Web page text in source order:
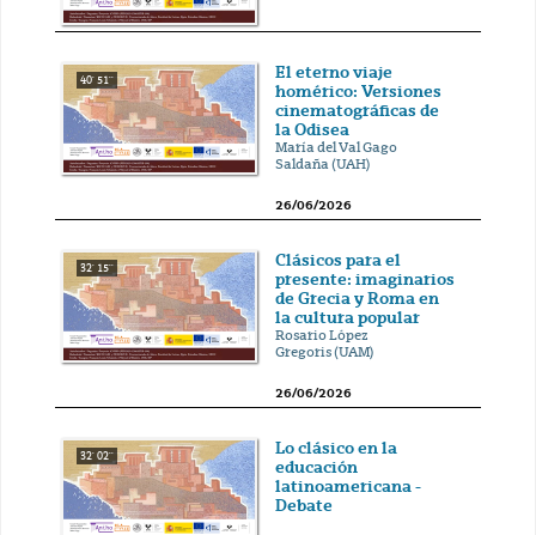
40' 51''
El eterno viaje
homérico: Versiones
cinematográficas de
la Odisea
María del Val Gago
Saldaña (UAH)
26/06/2026
32' 15''
Clásicos para el
presente: imaginarios
de Grecia y Roma en
la cultura popular
Rosario López
Gregoris (UAM)
26/06/2026
32' 02''
Lo clásico en la
educación
latinoamericana -
Debate